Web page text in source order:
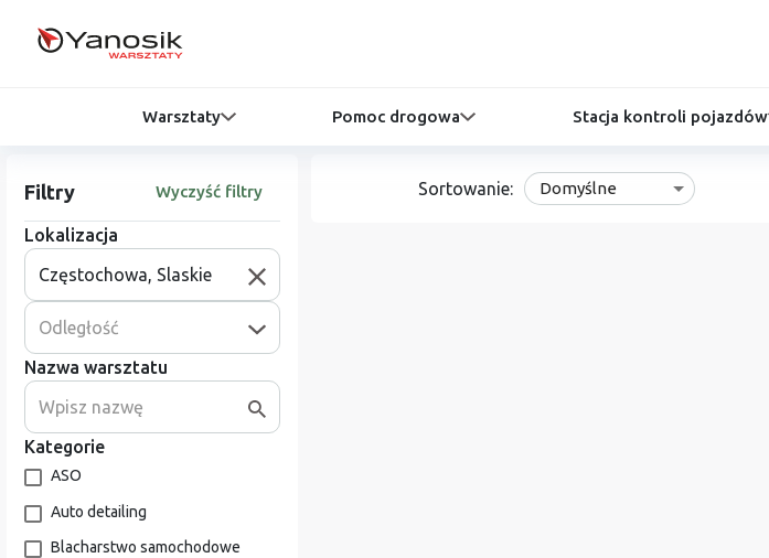
Warsztaty Pomoc drogowa Stacja kontroli pojazdów
Filtry Wyczyść filtry
Lokalizacja
Odległość
Nazwa warsztatu
Kategorie
ASO
Auto detailing
Blacharstwo samochodowe
Sortowanie: Domyślne